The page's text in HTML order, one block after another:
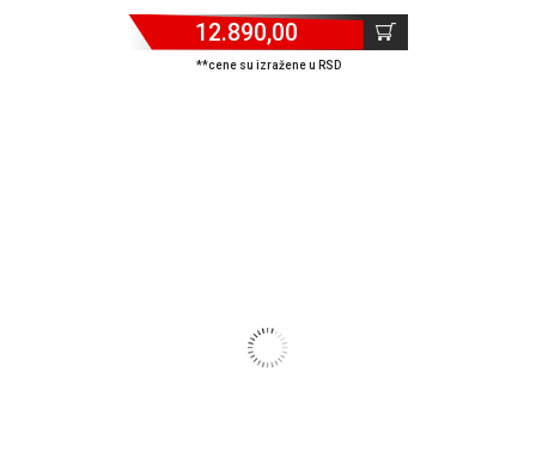
12.890,00
**cene su izražene u RSD